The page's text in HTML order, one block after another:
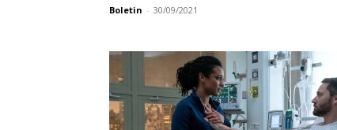
Boletin - 30/09/2021